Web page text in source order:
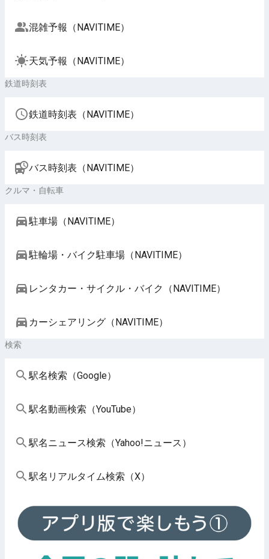
混雑予報（NAVITIME）
天気予報（NAVITIME）
鉄道時刻表
鉄道時刻表（NAVITIME）
バス時刻表
バス時刻表（NAVITIME）
クルマ・自転車
駐車場（NAVITIME）
駐輪場・バイク駐車場（NAVITIME）
レンタカー・サイクル・バイク（NAVITIME）
カーシェアリング（NAVITIME）
検索
駅名検索（Google）
駅名動画検索（YouTube）
駅名ニュース検索（Yahoo!ニュース）
駅名リアルタイム検索（X）